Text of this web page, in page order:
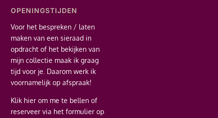
OPENINGSTIJDEN
Voor het bespreken / laten
maken van een sieraad in
opdracht of het bekijken van
mijn collectie maak ik graag
tijd voor je. Daarom werk ik
voornamelijk op afspraak!
Klik hier om me te bellen of
reserveer via het formulier op